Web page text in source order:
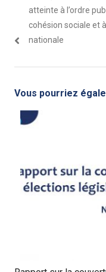
atteinte à l’ordre
cohésion sociale et
nationale
Vous pourriez